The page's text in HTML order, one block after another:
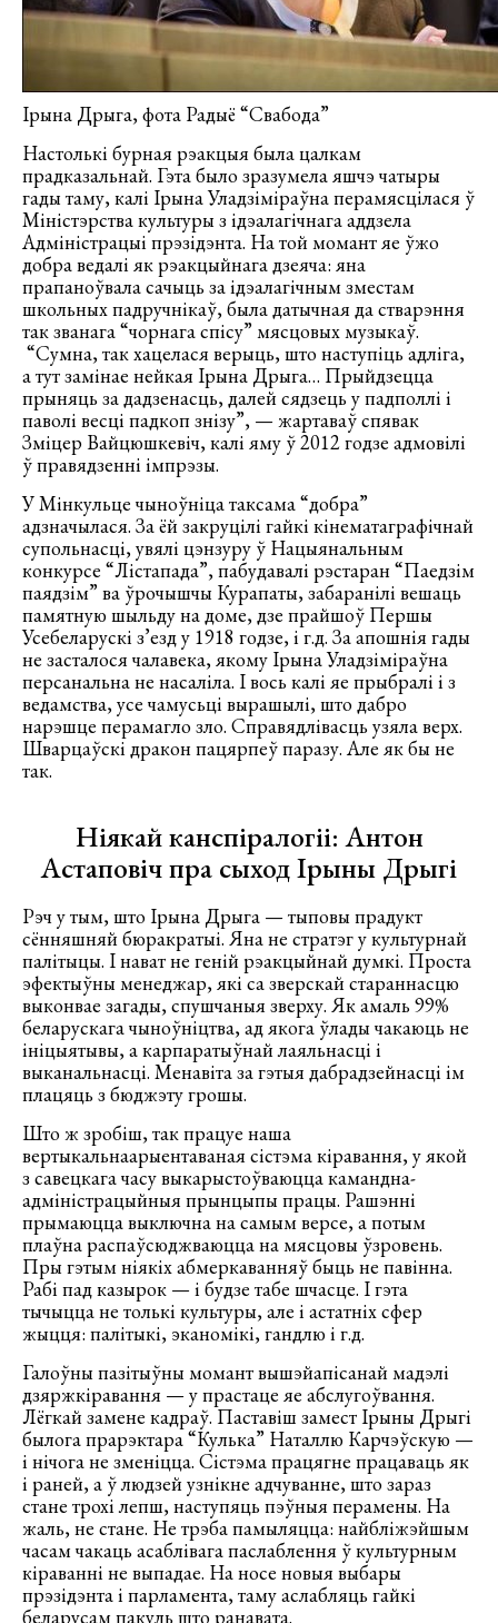
Ірына Дрыга, фота Радыё “Свабода”
Настолькі бурная рэакцыя была цалкам
прадказальнай. Гэта было зразумела яшчэ чатыры
гады таму, калі Ірына Уладзіміраўна перамясцілася ў
Міністэрства культуры з ідэалагічнага аддзела
Адміністрацыі прэзідэнта. На той момант яе ўжо
добра ведалі як рэакцыйнага дзеяча: яна
прапаноўвала сачыць за ідэалагічным зместам
школьных падручнікаў, была датычная да стварэння
так званага “чорнага спісу” мясцовых музыкаў.
“Сумна, так хацелася верыць, што наступіць адліга,
а тут замінае нейкая Ірына Дрыга… Прыйдзецца
прыняць за дадзенасць, далей сядзець у падполлі і
паволі весці падкоп знізу”, — жартаваў спявак
Зміцер Вайцюшкевіч, калі яму ў 2012 годзе адмовілі
ў правядзенні імпрэзы.
У Мінкульце чыноўніца таксама “добра”
адзначылася. За ёй закруцілі гайкі кінематаграфічнай
супольнасці, увялі цэнзуру ў Нацыянальным
конкурсе “Лістапада”, пабудавалі рэстаран “Паедзім
паядзім” ва ўрочышчы Курапаты, забаранілі вешаць
памятную шыльду на доме, дзе прайшоў Першы
Усебеларускі з’езд у 1918 годзе, і г.д. За апошнія гады
не засталося чалавека, якому Ірына Уладзіміраўна
персанальна не насаліла. І вось калі яе прыбралі і з
ведамства, усе чамусьці вырашылі, што дабро
нарэшце перамагло зло. Справядлівасць узяла верх.
Шварцаўскі дракон пацярпеў паразу. Але як бы не
так.
Ніякай канспіралогіі: Антон
Астаповіч пра сыход Ірыны Дрыгі
Рэч у тым, што Ірына Дрыга — тыповы прадукт
сённяшняй бюракратыі. Яна не стратэг у культурнай
палітыцы. І нават не геній рэакцыйнай думкі. Проста
эфектыўны менеджар, які са зверскай стараннасцю
выконвае загады, спушчаныя зверху. Як амаль 99%
беларускага чыноўніцтва, ад якога ўлады чакаюць не
ініцыятывы, а карпаратыўнай лаяльнасці і
выканальнасці. Менавіта за гэтыя дабрадзейнасці ім
плацяць з бюджэту грошы.
Што ж зробіш, так працуе наша
вертыкальнаарыентаваная сістэма кіравання, у якой
з савецкага часу выкарыстоўваюцца камандна-
адміністрацыйныя прынцыпы працы. Рашэнні
прымаюцца выключна на самым версе, а потым
плаўна распаўсюджваюцца на мясцовы ўзровень.
Пры гэтым ніякіх абмеркаванняў быць не павінна.
Рабі пад казырок — і будзе табе шчасце. І гэта
тычыцца не толькі культуры, але і астатніх сфер
жыцця: палітыкі, эканомікі, гандлю і г.д.
Галоўны пазітыўны момант вышэйапісанай мадэлі
дзяржкіравання — у прастаце яе абслугоўвання.
Лёгкай замене кадраў. Паставіш замест Ірыны Дрыгі
былога прарэктара “Кулька” Наталлю Карчэўскую —
і нічога не зменіцца. Сістэма працягне працаваць як
і раней, а ў людзей узнікне адчуванне, што зараз
стане трохі лепш, наступяць пэўныя перамены. На
жаль, не стане. Не трэба памыляцца: найбліжэйшым
часам чакаць асаблівага паслаблення ў культурным
кіраванні не выпадае. На носе новыя выбары
прэзідэнта і парламента, таму аслабляць гайкі
беларусам пакуль што ранавата.